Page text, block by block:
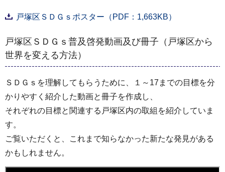
戸塚区ＳＤＧｓポスター（PDF：1,663KB）
戸塚区ＳＤＧｓ普及啓発動画及び冊子（戸塚区から
世界を変える方法）
ＳＤＧｓを理解してもらうために、１～17までの目標を分
かりやすく紹介した動画と冊子を作成し、
それぞれの目標と関連する戸塚区内の取組を紹介していま
す。
ご覧いただくと、これまで知らなかった新たな発見がある
かもしれません。